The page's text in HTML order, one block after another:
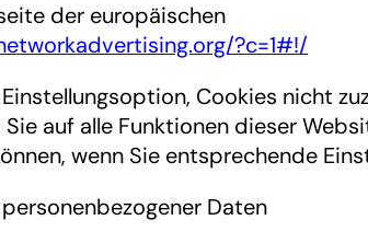
der europäischen
?c=1#!/
Cookies nicht
auf alle Funktionen dieser
wenn Sie entsprechende
Daten